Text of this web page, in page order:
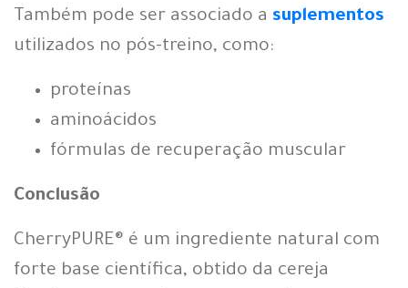
Também pode ser associado a suplementos
utilizados no pós-treino, como:
proteínas
aminoácidos
fórmulas de recuperação muscular
Conclusão
CherryPURE® é um ingrediente natural com
forte base científica, obtido da cereja